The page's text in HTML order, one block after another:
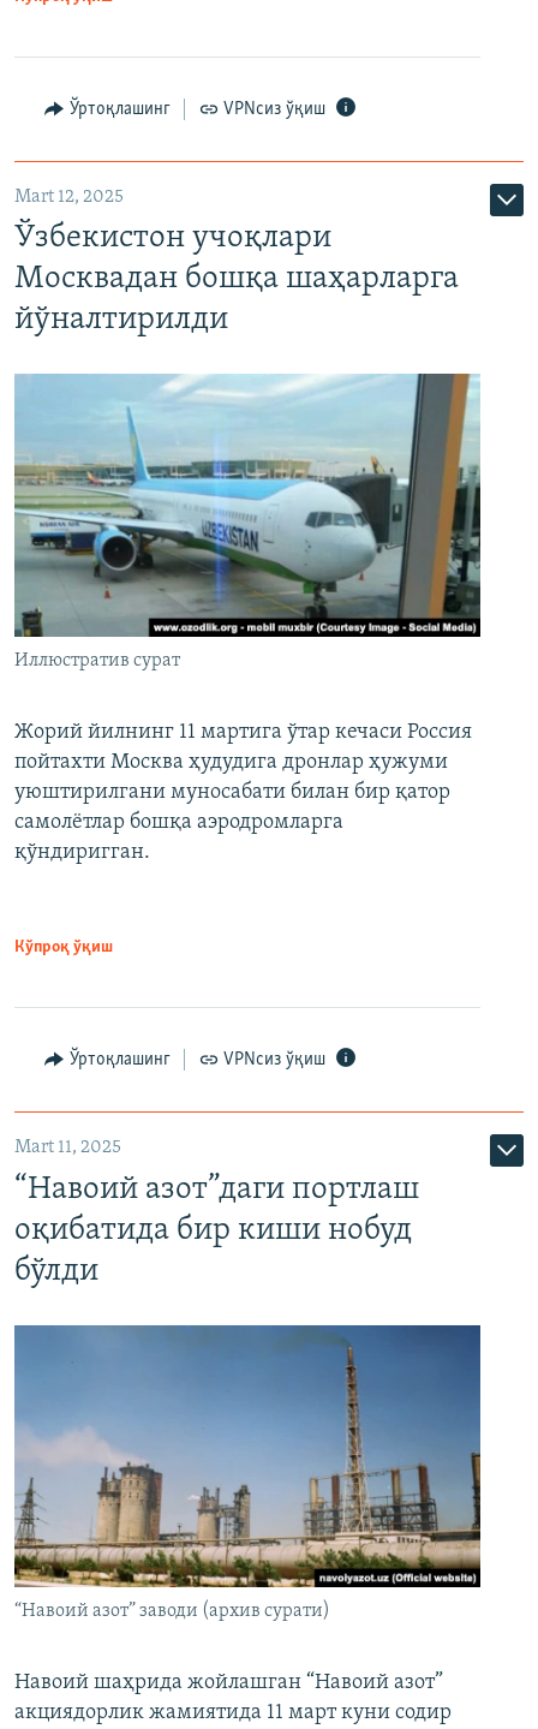
Ўртоқлашинг VPNсиз ўқиш
Mart 12, 2025
Ўзбекистон учоқлари
Москвадан бошқа шаҳарларга
йўналтирилди
Иллюстратив сурат
Жорий йилнинг 11 мартига ўтар кечаси Россия
пойтахти Москва ҳудудига дронлар ҳужуми
уюштирилгани муносабати билан бир қатор
самолётлар бошқа аэродромларга
қўндиригган.
Кўпроқ ўқиш
Ўртоқлашинг VPNсиз ўқиш
Mart 11, 2025
“Навоий азот”даги портлаш
оқибатида бир киши нобуд
бўлди
“Навоий азот” заводи (архив сурати)
Навоий шаҳрида жойлашган “Навоий азот”
акциядорлик жамиятида 11 март куни содир